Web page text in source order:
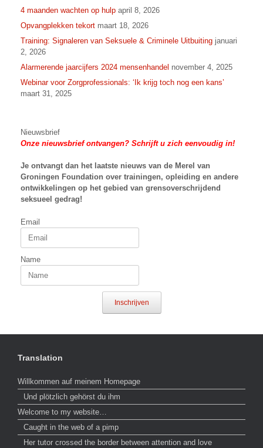
4 maanden wachten op hulp april 8, 2026
Opvangplekken tekort maart 18, 2026
Training: Signaleren van Seksuele & Criminele Uitbuiting januari
2, 2026
Alarmerende jaarcijfers 2024 mensenhandel november 4, 2025
Webinar voor Zorgprofessionals: ‘Ik krijg toch nog een kans’
maart 31, 2025
Nieuwsbrief
Onze nieuwsbrief ontvangen? Schrijft u zich eenvoudig in!
Je ontvangt dan het laatste nieuws van de Merel van
Groningen Foundation over trainingen, opleiding en andere
ontwikkelingen op het gebied van grensoverschrijdend
seksueel gedrag!
Email
Name
Inschrijven
Translation
Willkommen auf meinem Homepage
Und plötzlich gehörst du ihm
Welcome to my website…
Caught in the web of a pimp
Her tutor crossed the border between attention and love